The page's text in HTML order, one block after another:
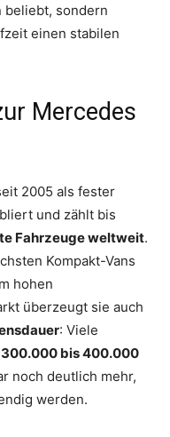
beliebt, sondern
einen stabilen
Mercedes
2005 als fester
und zählt bis
Fahrzeuge weltweit.
Kompakt-Vans
hohen
überzeugt sie auch
: Viele
300.000 bis 400.000
noch deutlich mehr,
werden.